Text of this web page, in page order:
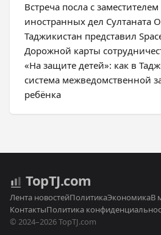
Встреча посла с
иностранных дел Султаната
Таджикистан представил
Дорожной карты
«На защите детей»: как в
система межведомственной
ребёнка
TopTJ.com
Лента новостейПолитикаЭкономикаВ
КонтактыПолитика
© 2024–2026 TopTJ.com